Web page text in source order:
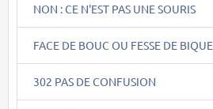
NON : CE N'EST PAS UNE SOURIS
FACE DE BOUC OU FESSE DE BIQUE
302 PAS DE CONFUSION